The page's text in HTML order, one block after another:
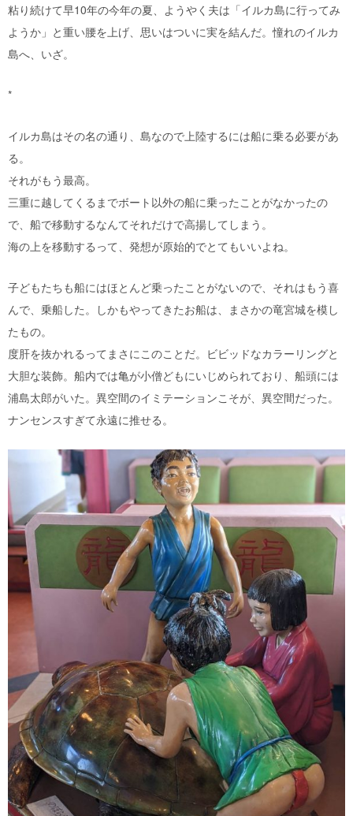
粘り続けて早10年の今年の夏、ようやく夫は「イルカ島に行ってみ
ようか」と重い腰を上げ、思いはついに実を結んだ。憧れのイルカ
島へ、いざ。
*
イルカ島はその名の通り、島なので上陸するには船に乗る必要があ
る。
それがもう最高。
三重に越してくるまでボート以外の船に乗ったことがなかったの
で、船で移動するなんてそれだけで高揚してしまう。
海の上を移動するって、発想が原始的でとてもいいよね。
子どもたちも船にはほとんど乗ったことがないので、それはもう喜
んで、乗船した。しかもやってきたお船は、まさかの竜宮城を模し
たもの。
度肝を抜かれるってまさにこのことだ。ビビッドなカラーリングと
大胆な装飾。船内では亀が小僧どもにいじめられており、船頭には
浦島太郎がいた。異空間のイミテーションこそが、異空間だった。
ナンセンスすぎて永遠に推せる。